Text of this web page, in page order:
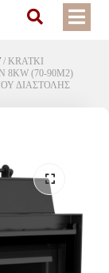
/ KRATKI
8KW (70-90M2)
ΔΙΑΣΤΟΛΗΣ